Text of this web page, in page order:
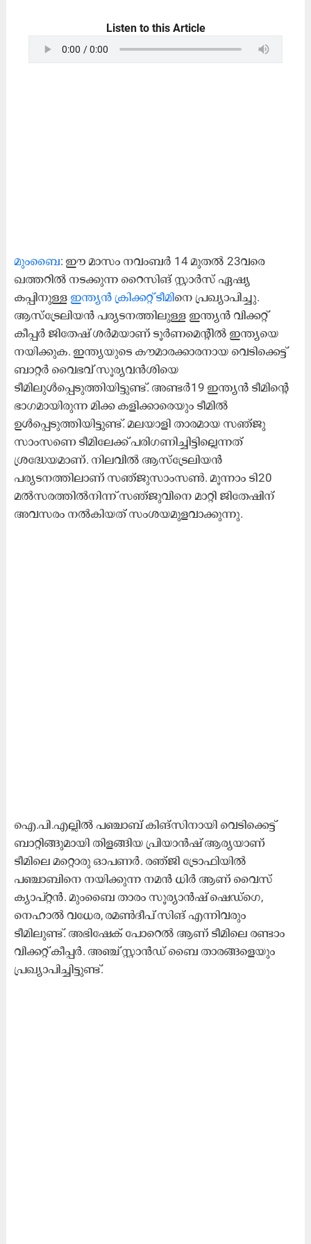
Listen to this Article
മുംബൈ: ഈ മാസം നവംബര്‍ 14 മുതല്‍ 23വരെ
ഖത്തറില്‍ നടക്കുന്ന റൈസിങ് സ്റ്റാര്‍സ് ഏഷ്യ
കപ്പിനുള്ള ഇന്ത്യൻ ക്രിക്കറ്റ് ടീമിനെ പ്രഖ്യാപിച്ചു.
ആസ്ട്രേലിയന്‍ പര്യടനത്തിലുള്ള ഇന്ത്യൻ വിക്കറ്റ്
കീപ്പര്‍ ജിതേഷ് ശര്‍മയാണ് ടൂര്‍ണമെന്‍റില്‍ ഇന്ത്യയെ
നയിക്കുക. ഇന്ത്യയുടെ കൗമാരക്കാരനായ വെടിക്കെട്ട്
ബാറ്റർ വൈഭവ് സൂര്യവന്‍ശിയെ
ടീമിലുൾപ്പെടുത്തിയിട്ടുണ്ട്. അണ്ടർ19 ഇന്ത്യൻ ടീമി​ന്റെ
ഭാഗമായിരുന്ന മിക്ക കളിക്കാരെയും ടീമിൽ
ഉൾപ്പെടുത്തിയിട്ടുണ്ട്. മലയാളി താരമായ സഞ്ജു
സാംസണെ ടീമിലേക്ക് പരിഗണിച്ചിട്ടില്ലെന്നത്
ശ്രദ്ധേയമാണ്. നിലവിൽ ആസ്ട്രേലിയൻ
പര്യടനത്തിലാണ് സഞ്ജുസാംസൺ. മൂന്നാം ടി20
മൽസരത്തിൽനിന്ന് സഞ്ജുവിനെ മാറ്റി ജിതേഷിന്
അവസരം നൽകിയത് സംശയമുളവാക്കുന്നു.
ഐ.പി.എല്ലില്‍ പഞ്ചാബ് കിങ്സിനായി വെടിക്കെട്ട്
ബാറ്റിങ്ങുമായി തിളങ്ങിയ പ്രിയാന്‍ഷ് ആര്യയാണ്
ടീമിലെ മറ്റൊരു ഓപണര്‍. രഞ്ജി ട്രോഫിയില്‍
പഞ്ചാബിനെ നയിക്കുന്ന നമന്‍ ധിര്‍ ആണ് വൈസ്
ക്യാപ്റ്റൻ. മുംബൈ താരം സൂര്യാൻഷ് ഷെഡ്ഗെ,
നെഹാല്‍ വധേര, രമണ്‍ദീപ് സിങ് എന്നിവരും
ടീമിലുണ്ട്. അഭിഷേക് പോറെല്‍ ആണ് ടീമിലെ രണ്ടാം
വിക്കറ്റ് കീപ്പര്‍. അഞ്ച് സ്റ്റാന്‍ഡ് ബൈ താരങ്ങളെയും
പ്രഖ്യാപിച്ചിട്ടുണ്ട്.